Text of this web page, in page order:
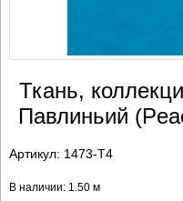
Ткань,
Павлиньий
Артикул: 1473-T4
В наличии: 1.50 м